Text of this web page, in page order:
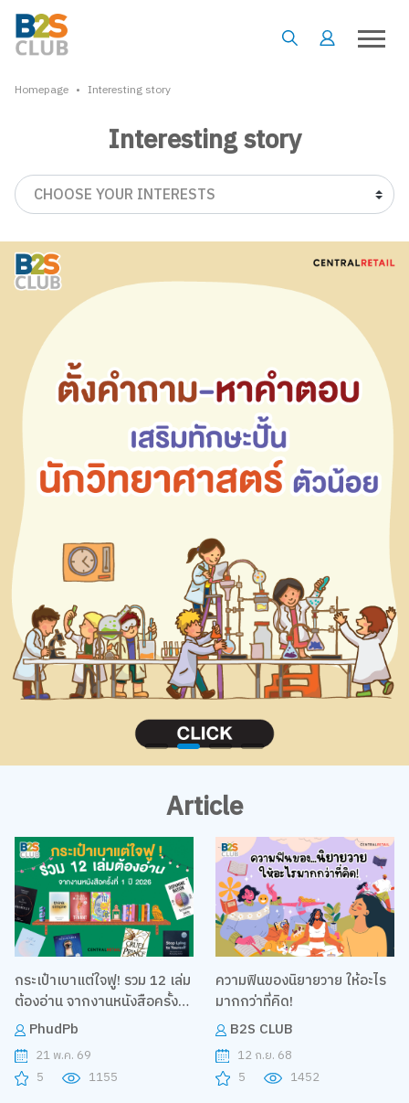
Homepage • Interesting story
Interesting story
CHOOSE YOUR INTERESTS
Article
กระเป๋าเบาแต่ใจฟู! รวม 12 เล่ม
ต้องอ่าน จากงานหนังสือครั้งที่
1 ปี 2026
PhudPb
21 พ.ค. 69
5
1155
ความฟินของนิยายวาย ให้อะไร
มากกว่าที่คิด!
B2S CLUB
12 ก.ย. 68
5
1452